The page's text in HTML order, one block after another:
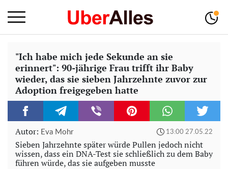
"Ich habe mich jede Sekunde an sie
erinnert": 90-jährige Frau trifft ihr Baby
wieder, das sie sieben Jahrzehnte zuvor zur
Adoption freigegeben hatte
Autor: Eva Mohr 13:00 27.05.22
Sieben Jahrzehnte später würde Pullen jedoch nicht
wissen, dass ein DNA-Test sie schließlich zu dem Baby
führen würde, das sie aufgeben musste